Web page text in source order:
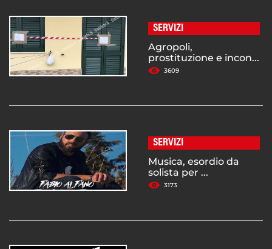
SERVIZI
Agropoli,
prostituzione e incon...
3609
SERVIZI
Musica, esordio da
solista per ...
3173